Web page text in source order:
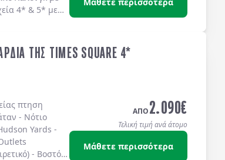
4* & 5* με
ΤΗΣ TIMES SQUARE 4*
πτηση
- Νότιο
Yards -
- Βοστόνη
ΑΠΟ2.090€
Τελική τιμή ανά άτομο
Μάθετε περισσότερα